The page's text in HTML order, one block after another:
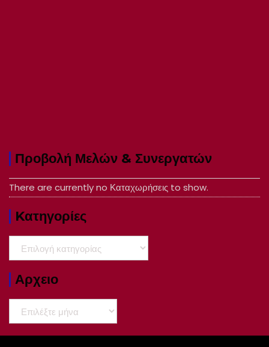
Προβολή Μελών & Συνεργατών
There are currently no Καταχωρήσεις to show.
Kατηγορίες
Kατηγορίες
Αρχειο
Αρχειο